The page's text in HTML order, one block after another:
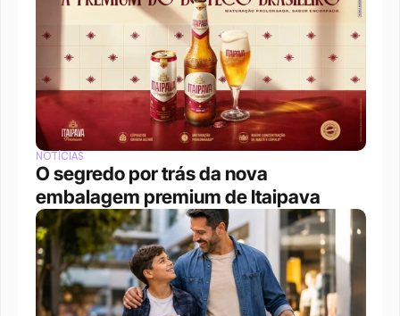
NOTÍCIAS
O segredo por trás da nova
embalagem premium de Itaipava